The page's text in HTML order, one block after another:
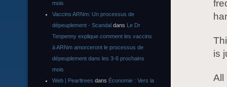
is
All
mois
Vaccins ARNm: Un processus de
dépeuplement - Scandal dans Le Dr
Tenpenny explique comment les vaccins
à ARNm amorceront le processus de
dépeuplement dans les 3-6 prochains
mois
Web | Pearltrees dans Économie : Vers la